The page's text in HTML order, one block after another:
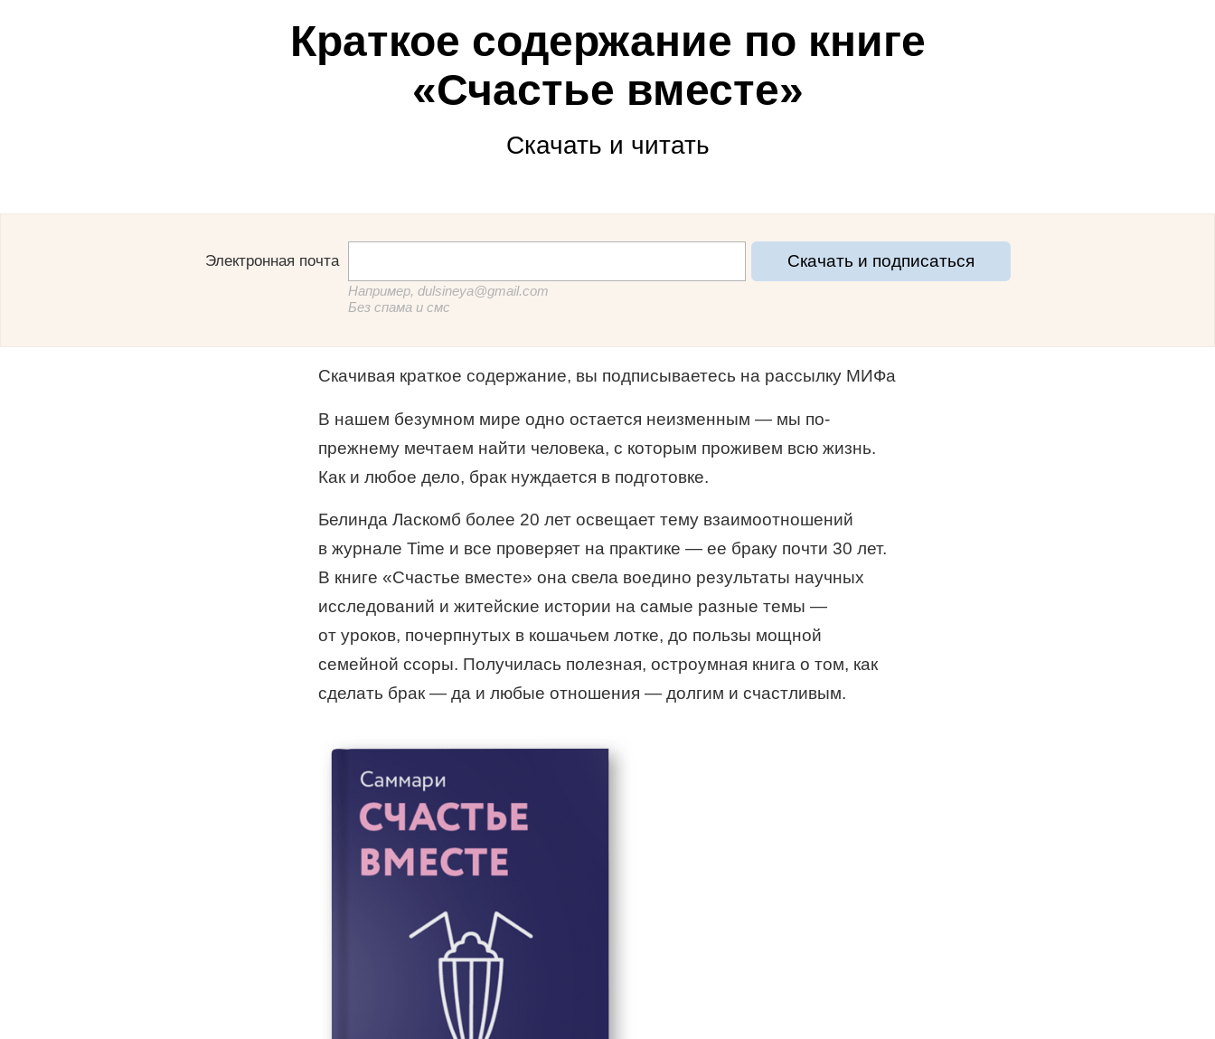
Краткое содержание по книге
«Счастье вместе»
Скачать и читать
Электронная почта
Например, dulsineya@gmail.com
Без спама и смс
Скачать и подписаться
Скачивая краткое содержание, вы подписываетесь на рассылку МИФа
В нашем безумном мире одно остается неизменным — мы по-
прежнему мечтаем найти человека, с которым проживем всю жизнь.
Как и любое дело, брак нуждается в подготовке.
Белинда Ласкомб более 20 лет освещает тему взаимоотношений
в журнале Time и все проверяет на практике — ее браку почти 30 лет.
В книге «Счастье вместе» она свела воедино результаты научных
исследований и житейские истории на самые разные темы —
от уроков, почерпнутых в кошачьем лотке, до пользы мощной
семейной ссоры. Получилась полезная, остроумная книга о том, как
сделать брак — да и любые отношения — долгим и счастливым.